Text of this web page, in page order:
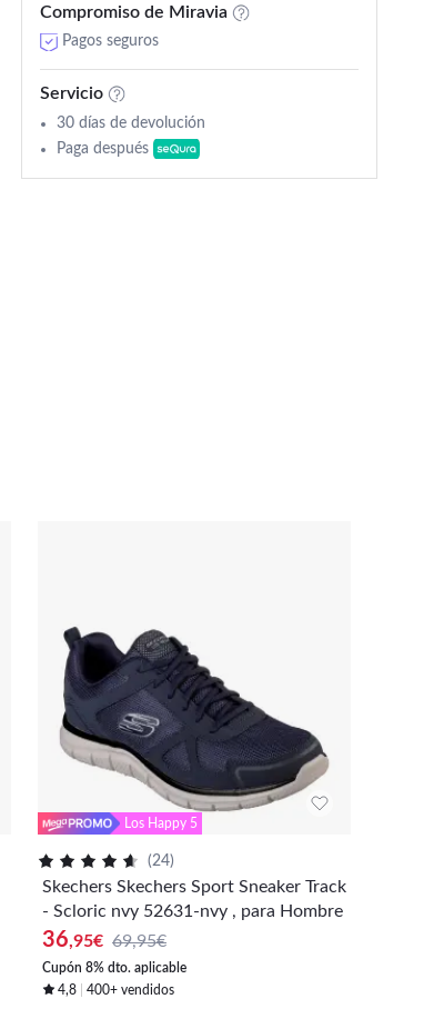
Compromiso de Miravia
Pagos seguros
Servicio
30 días de devolución
Paga después
Los Happy 5
(24)
Skechers Skechers Sport Sneaker Track
- Scloric nvy 52631-nvy , para Hombre
36,95€ 69,95€
Cupón 8% dto. aplicable
4,8
400+ vendidos